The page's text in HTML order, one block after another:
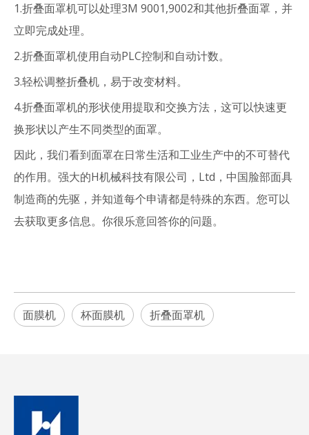
1.折叠面罩机可以处理3M 9001,9002和其他折叠面罩，并
立即完成处理。
2.折叠面罩机使用自动PLC控制和自动计数。
3.轻松调整折叠机，易于改变材料。
4.折叠面罩机的形状使用提取和交换方法，这可以快速更
换形状以产生不同类型的面罩。
因此，我们看到面罩在日常生活和工业生产中的不可替代
的作用。强大的H机械科技有限公司，Ltd，中国脸部面具
制造商的先驱，并知道每个申请都是特殊的东西。您可以
去获取更多信息。你很乐意回答你的问题。
面膜机 杯面膜机 折叠面罩机